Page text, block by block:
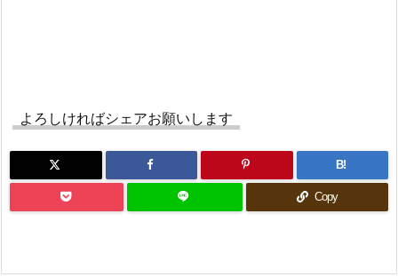
よろしければシェアお願いします
B!
Copy